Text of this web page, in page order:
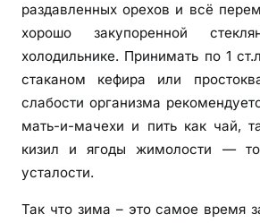
раздавленных орехов и всё
хорошо закупоренной
холодильнике. Принимать по 1
стаканом кефира или
слабости организма
мать-и-мачехи и пить как чай,
кизил и ягоды жимолости —
усталости.
Так что зима – это самое время